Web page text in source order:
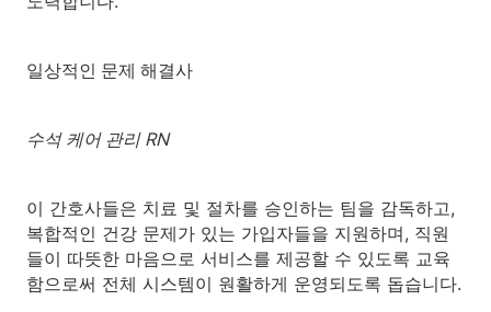
일상적인 문제 해결사
수석 케어 관리 RN
이 간호사들은 치료 및 절차를 승인하는 팀을 감독하고,
복합적인 건강 문제가 있는 가입자들을 지원하며, 직원
들이 따뜻한 마음으로 서비스를 제공할 수 있도록 교육
함으로써 전체 시스템이 원활하게 운영되도록 돕습니다.